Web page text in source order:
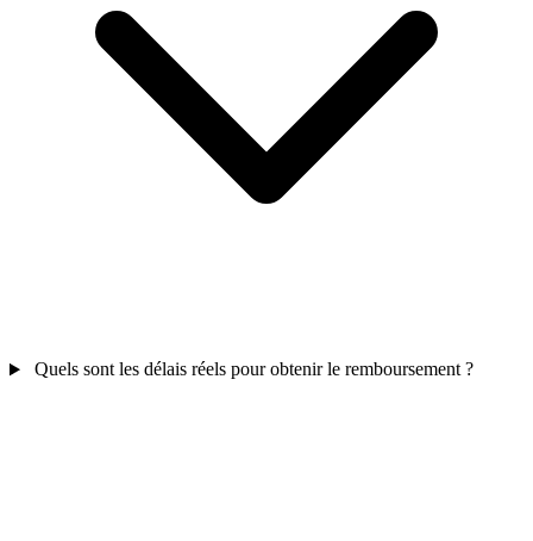
Quels sont les délais réels pour obtenir le remboursement ?